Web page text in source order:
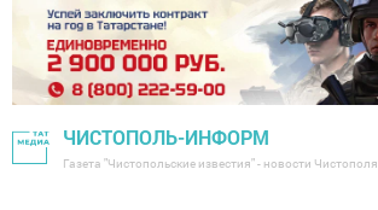
ЧИСТОПОЛЬ-ИНФОРМ
Газета "Чистопольские известия" - новости Чистополя